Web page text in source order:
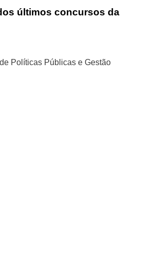
últimos concursos da
Políticas Públicas e Gestão